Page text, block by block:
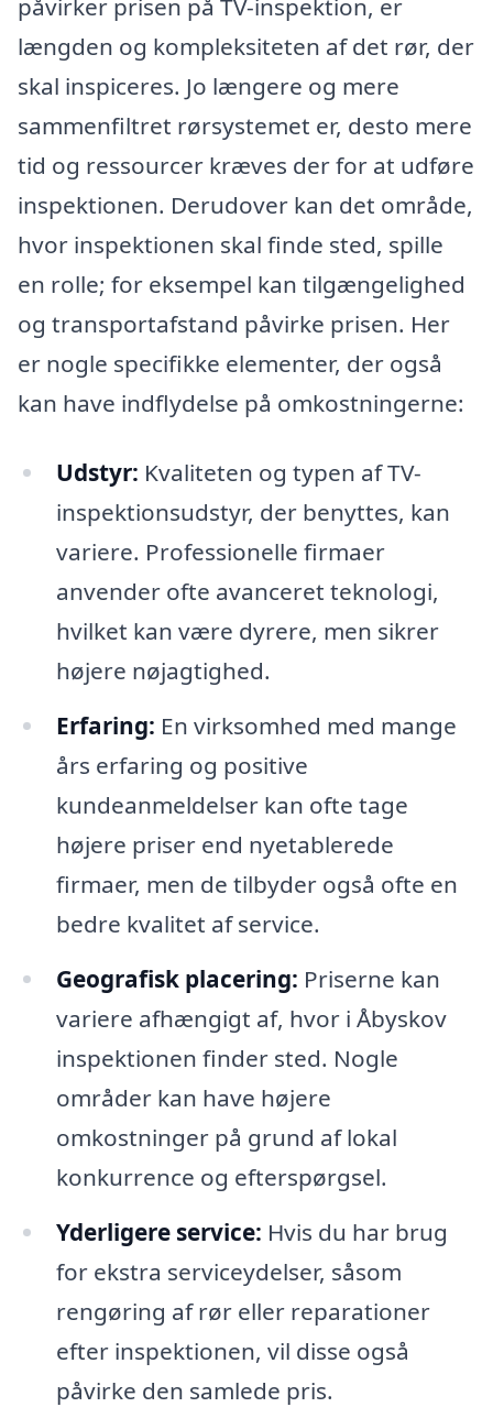
påvirker prisen på TV-inspektion, er
længden og kompleksiteten af det rør, der
skal inspiceres. Jo længere og mere
sammenfiltret rørsystemet er, desto mere
tid og ressourcer kræves der for at udføre
inspektionen. Derudover kan det område,
hvor inspektionen skal finde sted, spille
en rolle; for eksempel kan tilgængelighed
og transportafstand påvirke prisen. Her
er nogle specifikke elementer, der også
kan have indflydelse på omkostningerne:
Udstyr: Kvaliteten og typen af TV-
inspektionsudstyr, der benyttes, kan
variere. Professionelle firmaer
anvender ofte avanceret teknologi,
hvilket kan være dyrere, men sikrer
højere nøjagtighed.
Erfaring: En virksomhed med mange
års erfaring og positive
kundeanmeldelser kan ofte tage
højere priser end nyetablerede
firmaer, men de tilbyder også ofte en
bedre kvalitet af service.
Geografisk placering: Priserne kan
variere afhængigt af, hvor i Åbyskov
inspektionen finder sted. Nogle
områder kan have højere
omkostninger på grund af lokal
konkurrence og efterspørgsel.
Yderligere service: Hvis du har brug
for ekstra serviceydelser, såsom
rengøring af rør eller reparationer
efter inspektionen, vil disse også
påvirke den samlede pris.